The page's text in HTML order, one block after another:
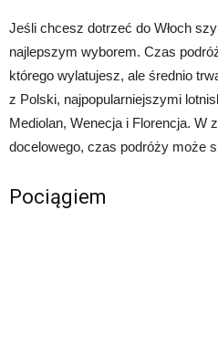
Jeśli chcesz dotrzeć do Włoch
najlepszym wyborem. Czas
którego wylatujesz, ale średnio
z Polski, najpopularniejszymi
Mediolan, Wenecja i Florencja. W
docelowego, czas podróży może
Pociągiem